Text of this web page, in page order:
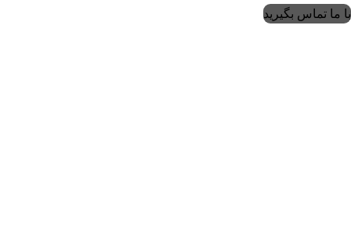
با ما تماس بگیرید